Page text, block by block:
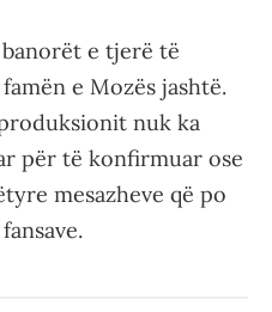
e tjerë të
e Mozës jashtë.
nuk ka
për të konfirmuar ose
mesazheve që po